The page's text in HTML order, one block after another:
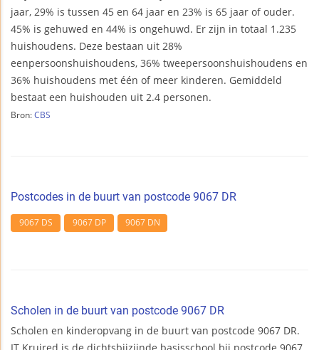
jaar, 29% is tussen 45 en 64 jaar en 23% is 65 jaar of ouder.
45% is gehuwed en 44% is ongehuwd. Er zijn in totaal 1.235
huishoudens. Deze bestaan uit 28%
eenpersoonshuishoudens, 36% tweepersoonshuishoudens en
36% huishoudens met één of meer kinderen. Gemiddeld
bestaat een huishouden uit 2.4 personen.
Bron: CBS
Postcodes in de buurt van postcode 9067 DR
9067 DS 9067 DP 9067 DN
Scholen in de buurt van postcode 9067 DR
Scholen en kinderopvang in de buurt van postcode 9067 DR.